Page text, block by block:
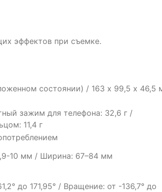
эффектов при съемке.
состоянии) / 163 х 99,5 х 46,5
зажим для телефона: 32,6 г /
11,4 г
10 мм / Ширина: 67–84 мм
до 171,95° / Вращение: от -136,7° до